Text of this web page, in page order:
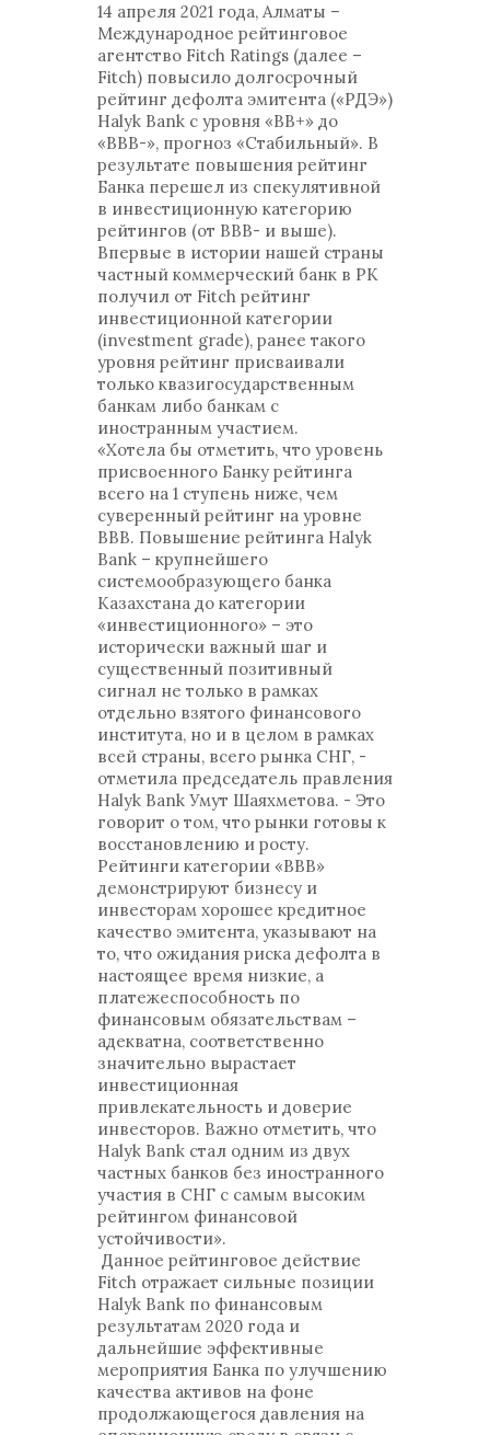
14 апреля 2021 года, Алматы –
Международное рейтинговое
агентство Fitch Ratings (далее –
Fitch) повысило долгосрочный
рейтинг дефолта эмитента («РДЭ»)
Halyk Bank с уровня «BB+» до
«BBB-», прогноз «Стабильный». В
результате повышения рейтинг
Банка перешел из спекулятивной
в инвестиционную категорию
рейтингов (от BBB- и выше).
Впервые в истории нашей страны
частный коммерческий банк в РК
получил от Fitch рейтинг
инвестиционной категории
(investment grade), ранее такого
уровня рейтинг присваивали
только квазигосударственным
банкам либо банкам с
иностранным участием.
«Хотела бы отметить, что уровень
присвоенного Банку рейтинга
всего на 1 ступень ниже, чем
суверенный рейтинг на уровне
BBB. Повышение рейтинга Halyk
Bank – крупнейшего
системообразующего банка
Казахстана до категории
«инвестиционного» – это
исторически важный шаг и
существенный позитивный
сигнал не только в рамках
отдельно взятого финансового
института, но и в целом в рамках
всей страны, всего рынка СНГ, -
отметила председатель правления
Halyk Bank Умут Шаяхметова. - Это
говорит о том, что рынки готовы к
восстановлению и росту.
Рейтинги категории «BBB»
демонстрируют бизнесу и
инвесторам хорошее кредитное
качество эмитента, указывают на
то, что ожидания риска дефолта в
настоящее время низкие, а
платежеспособность по
финансовым обязательствам –
адекватна, соответственно
значительно вырастает
инвестиционная
привлекательность и доверие
инвесторов. Важно отметить, что
Halyk Bank стал одним из двух
частных банков без иностранного
участия в СНГ с самым высоким
рейтингом финансовой
устойчивости».
Данное рейтинговое действие
Fitch отражает сильные позиции
Halyk Bank по финансовым
результатам 2020 года и
дальнейшие эффективные
мероприятия Банка по улучшению
качества активов на фоне
продолжающегося давления на